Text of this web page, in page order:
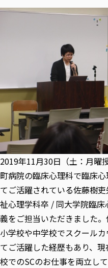
お役立ち情報（リンク集
放射線モニタリング測定
学部・学科等設置計画履
大学院
総合福祉学研究科 社会
総合福祉学研究科 社会
総合福祉学研究科 福祉
教育学研究科 教育学専
通信制大学院 総合福祉学
通信制大学院 総合福祉学
カリキュラム（学部
その他の就学機会
学びの特徴
学びの特徴
ICT教育
初年次教育（リエゾンゼ
実学臨床教育（総合福祉
教育実践活動（教育学科
禅のこころ
教員紹介・業績
学びのサポート
学びのサポート
学費（学部学科）
授業料減免・奨学金等
宿舎の紹介
学生生活サポート
学生自主活動支援
単独学内説明会のご案内
資格取得報奨制度について
東北福祉大学求人・イ
卒業生の方
卒業後のキャリア支援体制
在学生による訪問、情報
卒業生アンケート
東北福祉大学のDNA
在学生インタビュー
Prospective Students
学生支援センター国
スタッフ紹介
ニュース一覧
東北福祉大学の研究紹介
共同研究等をご検討の皆様
東北福祉大学の紀要・
東北福祉大学教育・教職
芹沢銈介美術工芸館年報
東北福祉大学機関リポジ
東北福祉大学オープンア
産学・産学官連携
「高齢者のフレイル予
高齢者施設特化型モジュ
学生参加 × 産学官連携
社会貢献・地域連携活
社会貢献・地域連携活動
社会貢献への取り組み
社会貢献・地域連携活動報
各種社会貢献活動の窓口
伝承講座「311『伝える／
JICA草の根技術協力事業
被災地の子ども支援活動
生涯学習・社会人講座
自治体・団体等との
自治体・団体等との主
研究所について
研究者のご紹介
月例TFU実学臨床研
特別支援教育研究室
TFU教育フォーラム
取材について
施設利用
同窓会
学内ポータルシス
Universal
2019年11月30日（土：月曜
町病院の臨床心理科で臨床
てご活躍されている佐藤樹
祉心理学科卒 / 同大学院臨
義をご担当いただきました
小学校や中学校でスクール
てご活躍した経歴もあり、
校でのSCのお仕事を両立し